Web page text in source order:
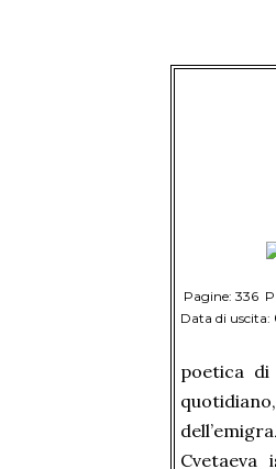
Pagine: 336
Data di uscita:
poetica